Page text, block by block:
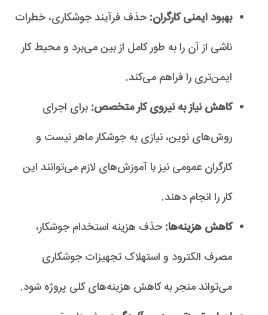
بهبود ایمنی کارگران: حذف فرآیند جوشکاری، خطرات
ناشی از آن را به طور کامل از بین می‌برد و محیط کار
ایمن‌تری را فراهم می‌کند.
کاهش نیاز به نیروی کار متخصص: برای اجرای
روش‌های نوین، نیازی به جوشکار ماهر نیست و
کارگران عمومی نیز با آموزش‌های لازم می‌توانند این
کار را انجام دهند.
کاهش هزینه‌ها: حذف هزینه استخدام جوشکار،
مصرف الکترود و استهلاک تجهیزات جوشکاری
می‌تواند منجر به کاهش هزینه‌های کلی پروژه شود.